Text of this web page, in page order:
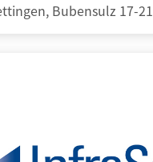
Bubensulz 17-21